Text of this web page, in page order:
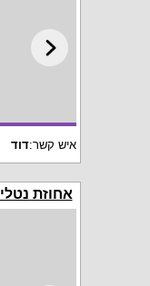
איש קשר:דוד
אחוזת נטלי